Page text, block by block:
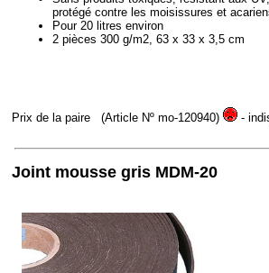
protégé contre les moisissures et
Pour 20 litres environ
2 pièces 300 g/m2, 63 x 33 x 3,5 cm
Prix de la paire (Article Nº mo-120940) -
Joint mousse gris MDM-20